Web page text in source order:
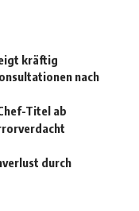
kräftig
nach
Titel ab
durch